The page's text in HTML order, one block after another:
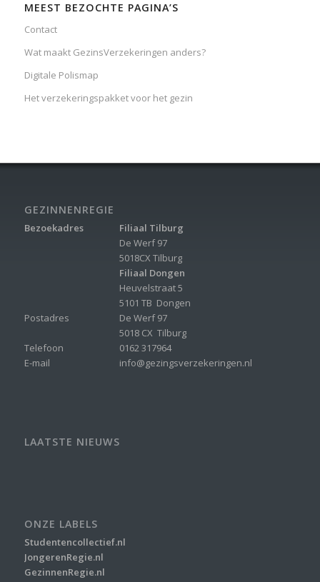
MEEST BEZOCHTE PAGINA’S
Contact
Wat maakt GezinsVerzekeringen anders?
Digitale Polismap
Het verzekeringspakket voor het gezin
GEZINNENREGIE
Bezoekadres
Postadres
Telefoon
E-mail
Filiaal Tilburg
De Werf 97
5018CX Tilburg
Filiaal Dongen
Heuvelstraat 5
5101 TB Dongen
De Werf 97
5018 CX Tilburg
0162 317964
info@gezingsverzekeringen.nl
LAATSTE NIEUWS
ONZE LABELS
Studentencollectief.nl
JongerenRegie.nl
GezinnenRegie.nl